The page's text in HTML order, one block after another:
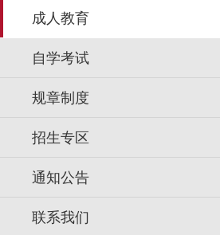
成人教育
自学考试
规章制度
招生专区
通知公告
联系我们